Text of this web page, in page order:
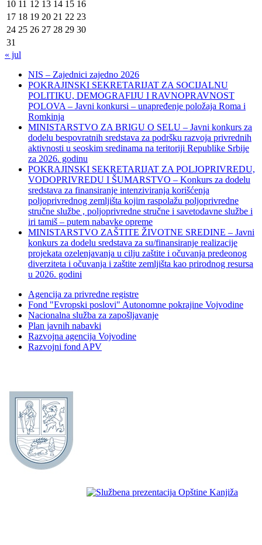
10 11 12 13 14 15 16
17 18 19 20 21 22 23
24 25 26 27 28 29 30
31
« jul
NIS – Zajednici zajedno 2026
POKRAJINSKI SEKRETARIJAT ZA SOCIJALNU
POLITIKU, DEMOGRAFIJU I RAVNOPRAVNOST
POLOVA – Javni konkursi – unapređenje položaja Roma i
Romkinja
MINISTARSTVO ZA BRIGU O SELU – Javni konkurs za
dodelu bespovratnih sredstava za podršku razvoja privrednih
aktivnosti u seoskim sredinama na teritoriji Republike Srbije
za 2026. godinu
POKRAJINSKI SEKRETARIJAT ZA POLJOPRIVREDU,
VODOPRIVREDU I ŠUMARSTVO – Konkurs za dodelu
sredstava za finansiranje intenziviranja korišćenja
poljoprivrednog zemljišta kojim raspolažu poljoprivredne
stručne službe , poljoprivredne stručne i savetodavne službe i
iri tamiš ‒ putem nabavke opreme
MINISTARSTVO ZAŠTITE ŽIVOTNE SREDINE – Javni
konkurs za dodelu sredstava za su/finansiranje realizacije
projekata ozelenjavanja u cilju zaštite i očuvanja predeonog
diverziteta i očuvanja i zaštite zemljišta kao prirodnog resursa
u 2026. godini
Agencija za privredne registre
Fond "Evropski poslovi" Autonomne pokrajine Vojvodine
Nacionalna služba za zapošljavanje
Plan javnih nabavki
Razvojna agencija Vojvodine
Razvojni fond APV